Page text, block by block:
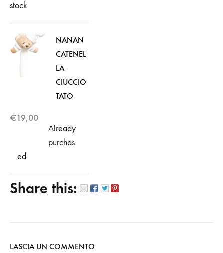
stock
NANAN
CATENEL
LA
CIUCCIO
TATO
€19,00
Already
purchas
ed
Share this:
LASCIA UN COMMENTO